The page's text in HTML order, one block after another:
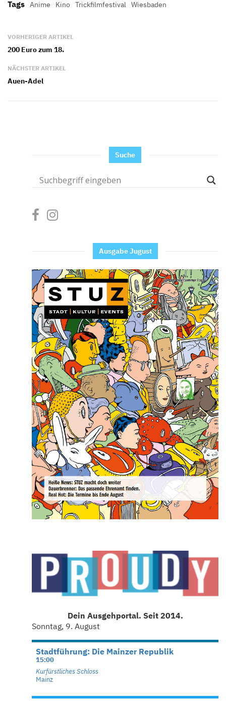
Tags Anime Kino Trickfilmfestival Wiesbaden
VORHERIGER ARTIKEL
200 Euro zum 18.
NÄCHSTER ARTIKEL
Auen-Adel
Suche
Ausgabe Jugust
Dein Ausgehportal. Seit 2014.
Sonntag, 9. August
Stadtführung: Die Mainzer Republik
15:00
Kurfürstliches Schloss
Mainz